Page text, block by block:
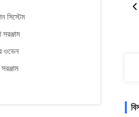
সিস্টেম
সরঞ্জাম
ওভেন